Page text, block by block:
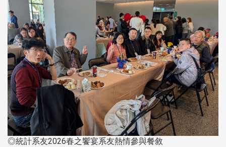
◎統計系友2026春之饗宴系友熱情參與餐敘